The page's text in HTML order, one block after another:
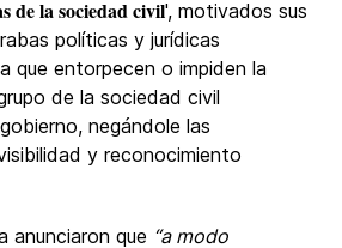
de la sociedad civil', motivados sus
políticas y jurídicas
que entorpecen o impiden la
de la sociedad civil
negándole las
y reconocimiento
anunciaron que “a modo